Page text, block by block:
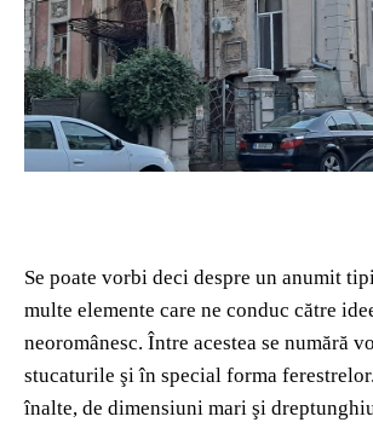
Se poate vorbi deci despre un anumit
multe elemente care ne conduc către
neoromânesc. Între acestea se numără
stucaturile şi în special forma
înalte, de dimensiuni mari şi